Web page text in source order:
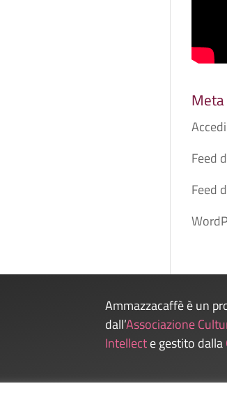
Meta
Accedi
Feed
Feed
Ammazzacaffè è un
dall’Associazione
Intellecte gestito dalla